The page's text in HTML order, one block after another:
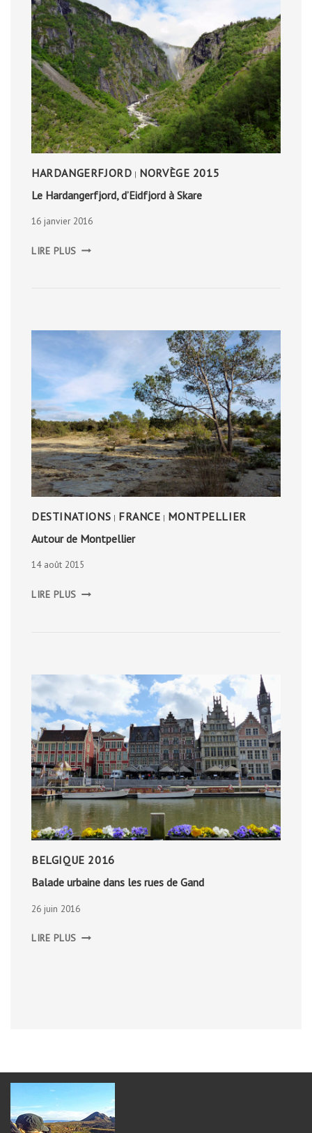
HARDANGERFJORD | NORVÈGE 2015
Le Hardangerfjord, d’Eidfjord à Skare
16 janvier 2016
LIRE PLUS HARDANGERFJORD,
DESTINATIONS | FRANCE | MONTPELLIER
Autour de Montpellier
14 août 2015
LIRE PLUS
BELGIQUE 2016
Balade urbaine dans les rues de Gand
26 juin 2016
LIRE PLUS URBAINE